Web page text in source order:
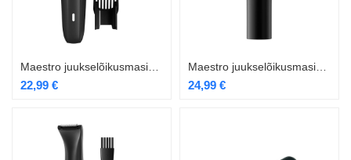
22,99 € 24,99 €